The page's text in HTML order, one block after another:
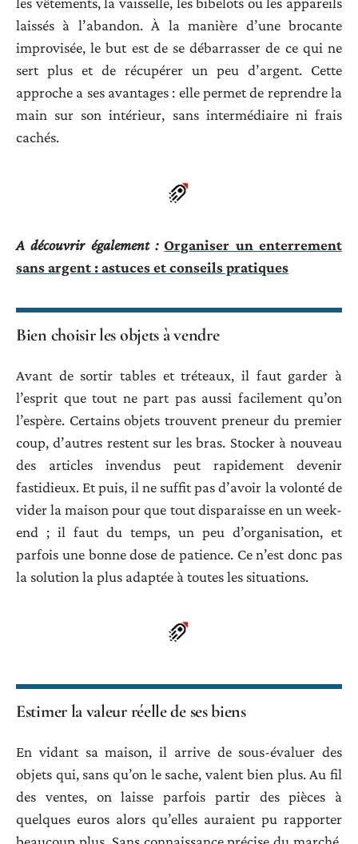
laissés à l’abandon. À la manière d’une brocante
improvisée, le but est de se débarrasser de ce qui ne
sert plus et de récupérer un peu d’argent. Cette
approche a ses avantages : elle permet de reprendre la
main sur son intérieur, sans intermédiaire ni frais
cachés.
A découvrir également : Organiser un enterrement
sans argent : astuces et conseils pratiques
Bien choisir les objets à vendre
Avant de sortir tables et tréteaux, il faut garder à
l’esprit que tout ne part pas aussi facilement qu’on
l’espère. Certains objets trouvent preneur du premier
coup, d’autres restent sur les bras. Stocker à nouveau
des articles invendus peut rapidement devenir
fastidieux. Et puis, il ne suffit pas d’avoir la volonté de
vider la maison pour que tout disparaisse en un week-
end ; il faut du temps, un peu d’organisation, et
parfois une bonne dose de patience. Ce n’est donc pas
la solution la plus adaptée à toutes les situations.
Estimer la valeur réelle de ses biens
En vidant sa maison, il arrive de sous-évaluer des
objets qui, sans qu’on le sache, valent bien plus. Au fil
des ventes, on laisse parfois partir des pièces à
quelques euros alors qu’elles auraient pu rapporter